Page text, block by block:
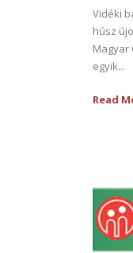
Vidéki
húsz
Magyar
egyik...
Read